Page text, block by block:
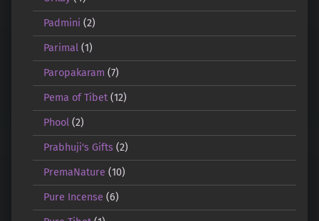
Padmini (2)
Parimal(1)
Paropakaram (7)
Pema of Tibet(12)
Phool(2)
Prabhuji's Gifts(2)
PremaNature (10)
Pure Incense (6)